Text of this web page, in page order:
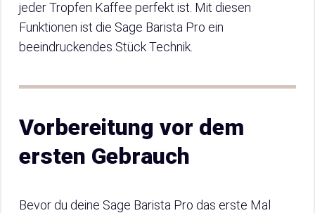
jeder Tropfen Kaffee perfekt ist. Mit diesen
Funktionen ist die Sage Barista Pro ein
beeindruckendes Stück Technik.
Vorbereitung vor dem
ersten Gebrauch
Bevor du deine Sage Barista Pro das erste Mal